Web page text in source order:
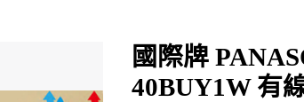
國際牌
40BUY1W 有